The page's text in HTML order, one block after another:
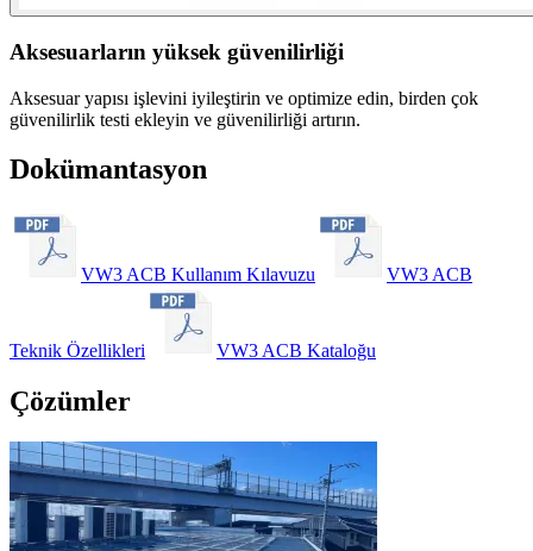
Aksesuarların yüksek güvenilirliği
Aksesuar yapısı işlevini iyileştirin ve optimize edin, birden çok
güvenilirlik testi ekleyin ve güvenilirliği artırın.
Dokümantasyon
VW3 ACB Kullanım Kılavuzu VW3 ACB
Teknik Özellikleri VW3 ACB Kataloğu
Çözümler